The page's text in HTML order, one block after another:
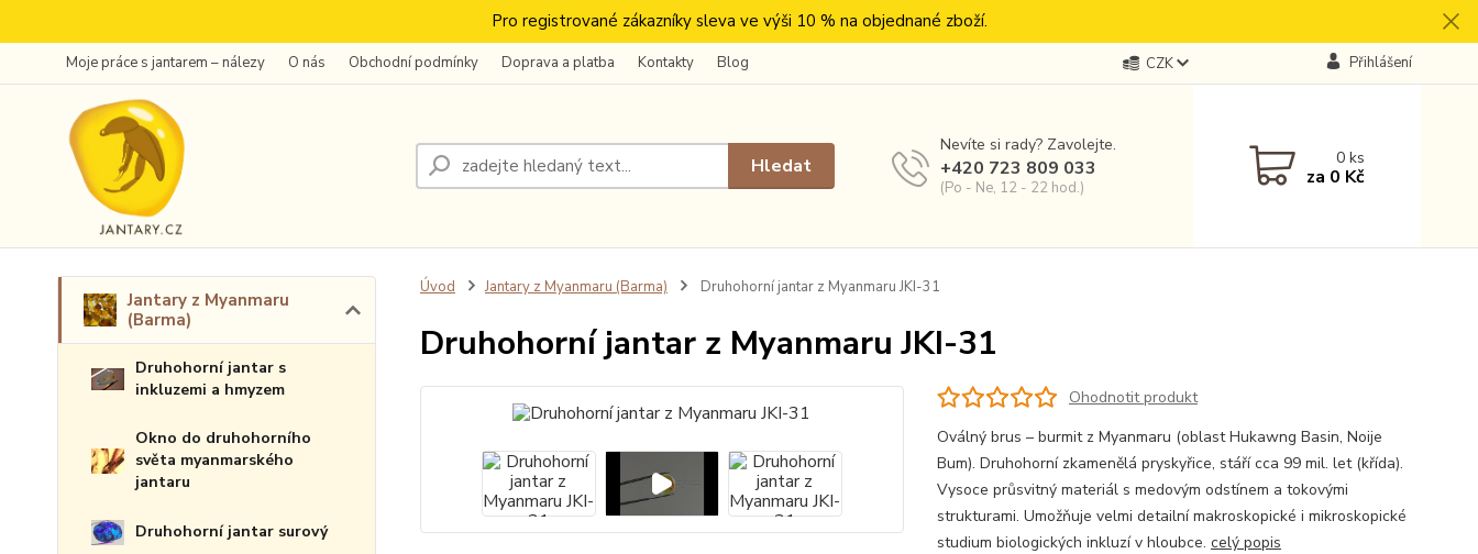
Pro registrované zákazníky sleva ve výši 10 % na objednané zboží.
Moje práce s jantarem – nálezy O nás Obchodní podmínky Doprava a platba Kontakty Blog CZK Přihlášení
Hledat
Nevíte si rady? Zavolejte.
+420 723 809 033
(Po - Ne, 12 - 22 hod.)
0ks
za 0 Kč
Jantary z Myanmaru
(Barma)
Druhohorní jantar s
inkluzemi a hmyzem
Okno do druhohorního
světa myanmarského
jantaru
Druhohorní jantar surový
Úvod Jantary z Myanmaru (Barma) Druhohorní jantar z Myanmaru JKI-31
Druhohorní jantar z Myanmaru JKI-31
Ohodnotit produkt
Oválný brus – burmit z Myanmaru (oblast Hukawng Basin, Noije
Bum). Druhohorní zkamenělá pryskyřice, stáří cca 99 mil. let (křída).
Vysoce průsvitný materiál s medovým odstínem a tokovými
strukturami. Umožňuje velmi detailní makroskopické i mikroskopické
studium biologických inkluzí v hloubce. celý popis